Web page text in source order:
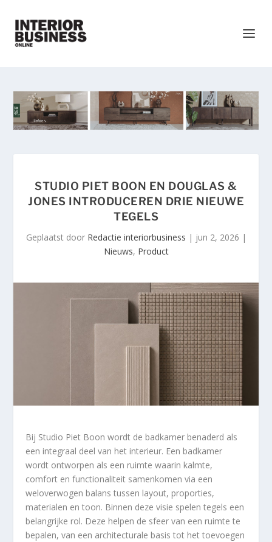
STUDIO PIET BOON EN DOUGLAS &
JONES INTRODUCEREN DRIE NIEUWE
TEGELS
Geplaatst door Redactie interiorbusiness | jun 2, 2026 |
Nieuws, Product
Bij Studio Piet Boon wordt de badkamer benaderd als
een integraal deel van het interieur. Een badkamer
wordt ontworpen als een ruimte waarin kalmte,
comfort en functionaliteit samenkomen via een
weloverwogen balans tussen layout, proporties,
materialen en toon. Binnen deze visie spelen tegels een
belangrijke rol. Deze helpen de sfeer van een ruimte te
bepalen, van een architecturale basis tot het toevoegen